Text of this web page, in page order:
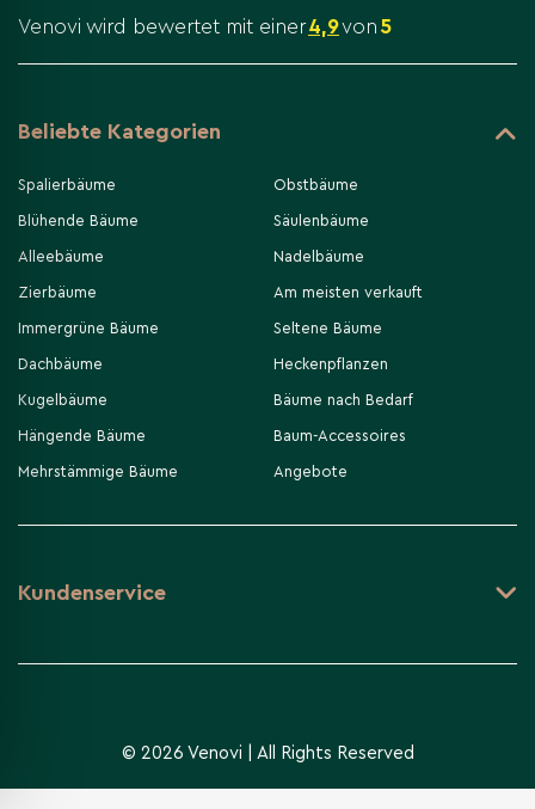
Venovi wird bewertet mit einer4,9von 5
Beliebte Kategorien
Spalierbäume
Blühende Bäume
Alleebäume
Zierbäume
Immergrüne Bäume
Dachbäume
Kugelbäume
Hängende Bäume
Mehrstämmige Bäume
Obstbäume
Säulenbäume
Nadelbäume
Am meisten verkauft
Seltene Bäume
Heckenpflanzen
Bäume nach Bedarf
Baum-Accessoires
Angebote
Kundenservice
© 2026 Venovi | All Rights Reserved